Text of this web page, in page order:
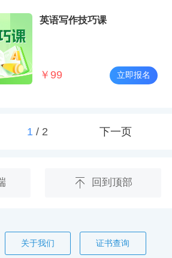
英语写作技巧课
￥ 99 立即报名
1/ 2 下一页
回到顶部
关于我们 证书查询